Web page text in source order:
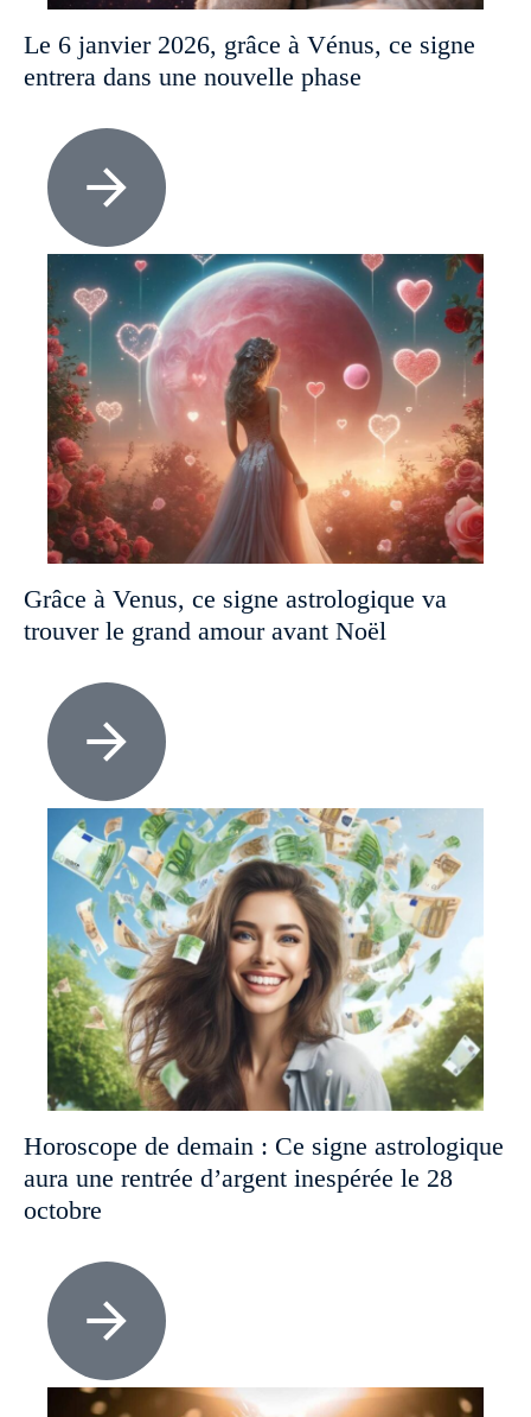
Le 6 janvier 2026, grâce à Vénus, ce signe
entrera dans une nouvelle phase
Grâce à Venus, ce signe astrologique va
trouver le grand amour avant Noël
Horoscope de demain : Ce signe astrologique
aura une rentrée d’argent inespérée le 28
octobre